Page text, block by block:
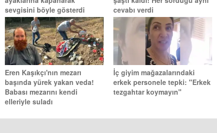
sevgisini böyle gösterdi
cevabı verdi
Eren Kaşıkçı'nın mezarı
başında yürek yakan veda!
Babası mezarını kendi
elleriyle suladı
İç giyim mağazalarındaki
erkek personele tepki: "Erkek
tezgahtar koymayın"